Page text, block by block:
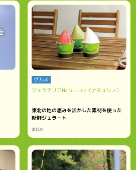
グルメ
ジェラテリアNatu-Lino（ナチュリノ）
東北の地の恵みを活かした素材を使った
新鮮ジェラート
宮城県